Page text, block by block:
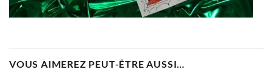
VOUS AIMEREZ PEUT-ÊTRE AUSSI…